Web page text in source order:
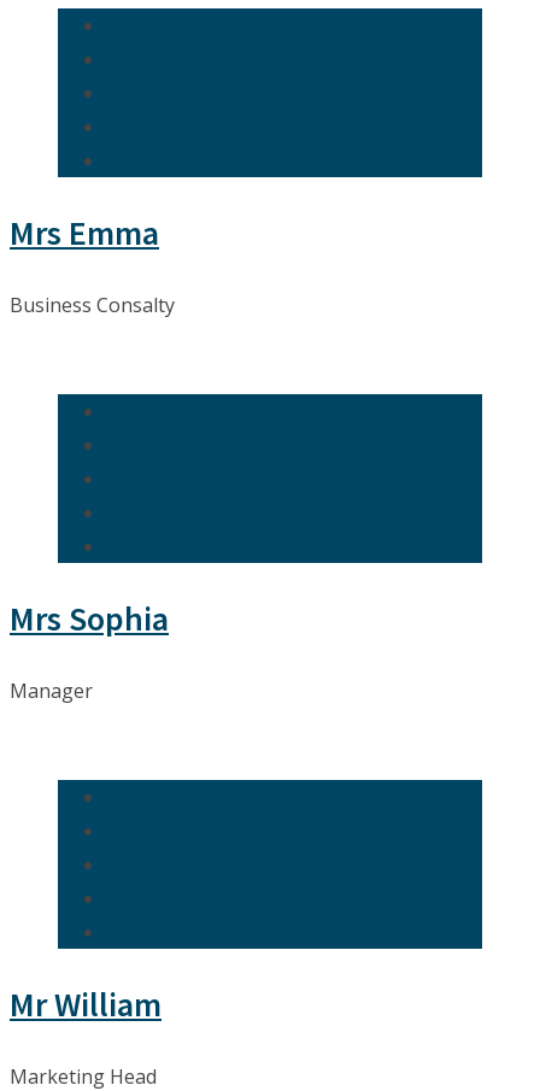
Mrs Emma
Business Consalty
Mrs Sophia
Manager
Mr William
Marketing Head